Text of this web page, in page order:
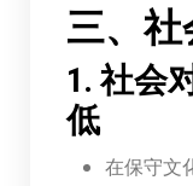
三、
1. 社会
低
在保守文